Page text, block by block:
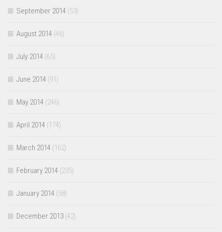
September 2014 (53)
August 2014 (46)
July 2014 (65)
June 2014 (91)
May 2014 (246)
April 2014 (174)
March 2014 (162)
February 2014 (235)
January 2014 (58)
December 2013 (42)